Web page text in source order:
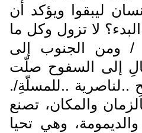
ليبقوا ويؤكد أن
لا تزول وكل ما
/ ومن الجنوب إلى
إلى السفوح صلّت
..لناصرية ..للمسلّةِ/.
والمكان، تصنع
وهي تحيا